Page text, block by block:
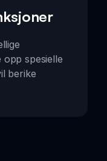
opp spesielle
berike